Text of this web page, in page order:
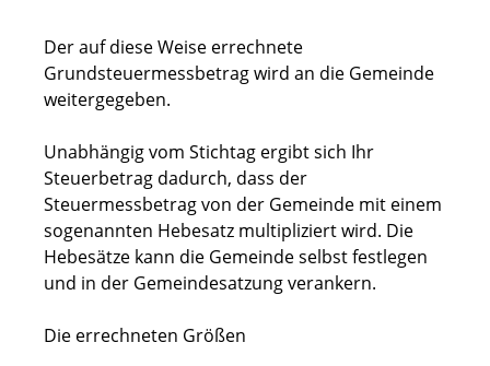
Der auf diese Weise errechnete
Grundsteuermessbetrag wird an die Gemeinde
weitergegeben.
Unabhängig vom Stichtag ergibt sich Ihr
Steuerbetrag dadurch, dass der
Steuermessbetrag von der Gemeinde mit einem
sogenannten Hebesatz multipliziert wird. Die
Hebesätze kann die Gemeinde selbst festlegen
und in der Gemeindesatzung verankern.
Die errechneten Größen